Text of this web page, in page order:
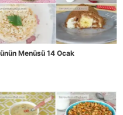
Menüsü 14 Ocak